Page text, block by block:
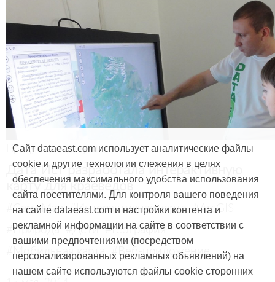
Продукты и услуги
Дата Ист разработала интерактивную
карту для краеведов
#CarryMap #Интерактивная карта #ArcGIS
#Природа #Дети #География
#Мобильная карта #Веб-приложение
Сайт dataeast.com использует аналитические файлы
cookie и другие технологии слежения в целях
обеспечения максимального удобства использования
сайта посетителями. Для контроля вашего поведения
на сайте dataeast.com и настройки контента и
рекламной информации на сайте в соответствии с
вашими предпочтениями (посредством
персонализированных рекламных объявлений) на
нашем сайте используются файлы cookie сторонних